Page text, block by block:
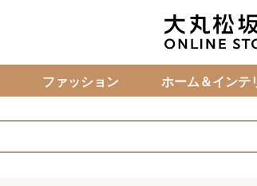
ファッション ホーム＆インテ